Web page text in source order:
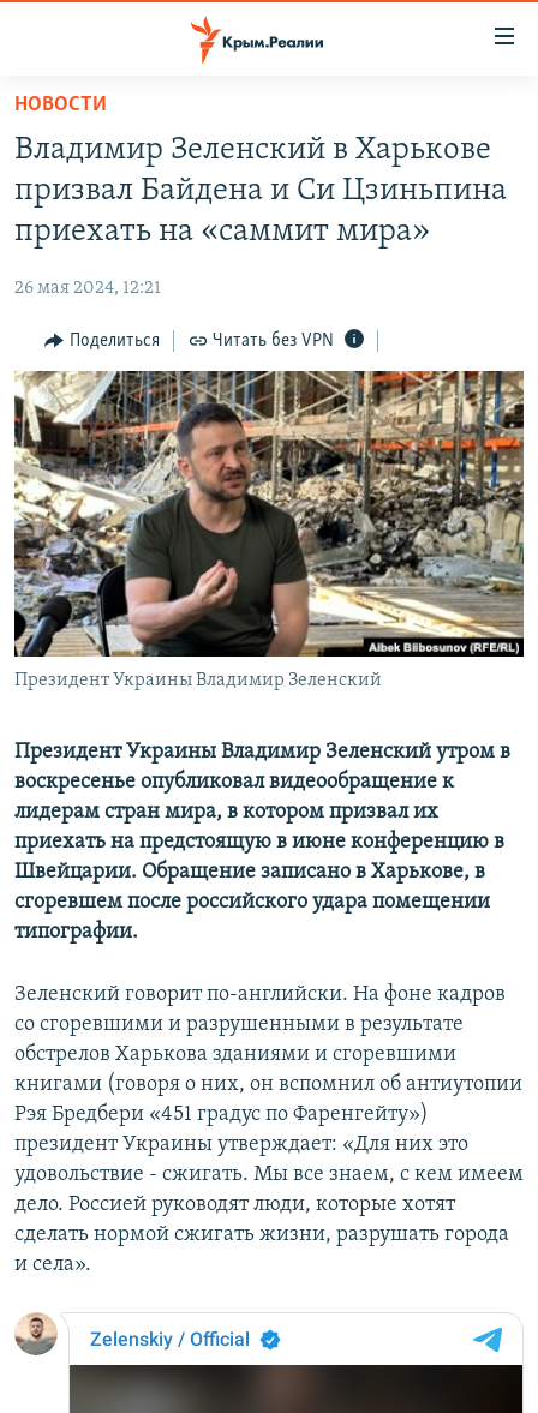
Вернуться
основному
содержанию
Вернутся
главной
Вернутся
поиску
СПЕЦПРОЕКТЫ
11 ЛЕТ ОККУПАЦИИ КРЫМА. 11 ИСТОРИЙ СОПРОТИВЛЕНИЯ
ВОДА
ЕЩЕ
ИНТЕРАКТИВ
ИНФОГРАФИКА
ТЕЛЕПРОЕКТ КРЫМ.РЕАЛИИ
СОВЕТЫ ПРАВОЗАЩИТНИКОВ
ПРОПАВШИЕ БЕЗ ВЕСТИ
ПОБЕДИТЕЛЕЙ НЕ СУДЯТ?
КРЫМ.НЕПОКОРЕННЫЙ
ELIFBE
УКРАИНСКАЯ ПРОБЛЕМА КРЫМА
РАДІО СВОБОДА
КАК ОБОЙТИ БЛОКИРОВКУ
Українською
Qırımtatar
ПРИСОЕДИНЯЙТЕСЬ!
НОВОСТИ
Владимир Зеленский в Харькове
призвал Байдена и Си Цзиньпина
приехать на «саммит мира»
26 мая 2024, 12:21
Поделиться Читать без VPN
Президент Украины Владимир Зеленский
Президент Украины Владимир Зеленский утром в
воскресенье опубликовал видеообращение к
лидерам стран мира, в котором призвал их
приехать на предстоящую в июне конференцию в
Швейцарии. Обращение записано в Харькове, в
сгоревшем после российского удара помещении
типографии.
Зеленский говорит по-английски. На фоне кадров
со сгоревшими и разрушенными в результате
обстрелов Харькова зданиями и сгоревшими
книгами (говоря о них, он вспомнил об антиутопии
Рэя Бредбери «451 градус по Фаренгейту»)
президент Украины утверждает: «Для них это
удовольствие - сжигать. Мы все знаем, с кем имеем
дело. Россией руководят люди, которые хотят
сделать нормой сжигать жизни, разрушать города
и села».